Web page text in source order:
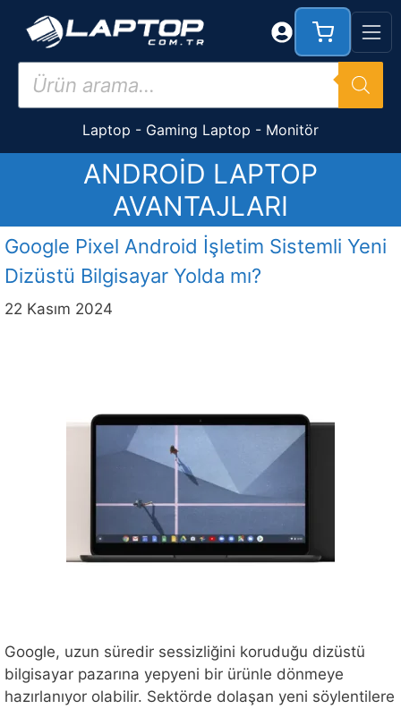
Products
search
Laptop - Gaming Laptop - Monitör
ANDROID LAPTOP
AVANTAJLARI
Google Pixel Android İşletim Sistemli Yeni
Dizüstü Bilgisayar Yolda mı?
22 Kasım 2024
Google, uzun süredir sessizliğini koruduğu dizüstü
bilgisayar pazarına yepyeni bir ürünle dönmeye
hazırlanıyor olabilir. Sektörde dolaşan yeni söylentilere